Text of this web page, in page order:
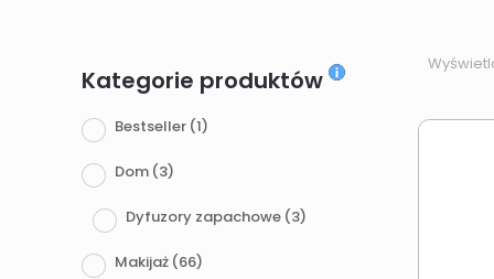
Kategorie produktów
Bestseller (1)
Dom (3)
Dyfuzory zapachowe (3)
Makijaż (66)